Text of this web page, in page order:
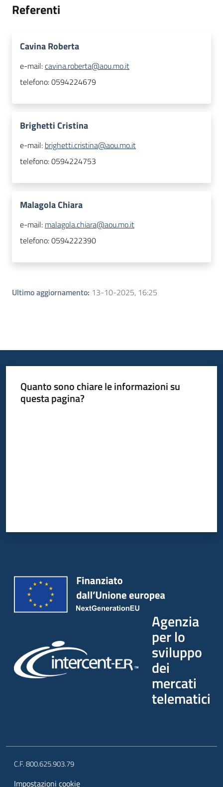
Referenti
Cavina Roberta
e-mail:cavina.roberta@aou.mo.it
telefono:0594224679
Brighetti Cristina
e-mail: brighetti.cristina@aou.mo.it
telefono:0594224753
Malagola Chiara
e-mail: malagola.chiara@aou.mo.it
telefono:0594222390
Ultimo aggiornamento: 13-10-2025, 16:25
Quanto sono chiare le informazioni su
questa pagina?
Agenzia
per lo
sviluppo
dei
mercati
telematici
C.F. 800.625.903.79
Impostazioni cookie